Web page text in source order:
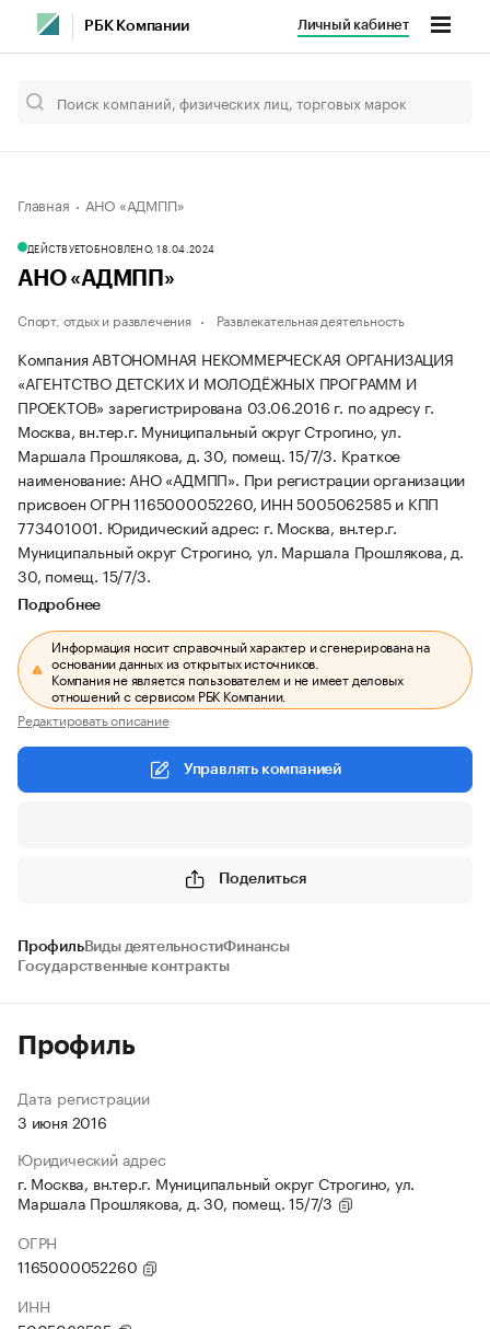
РБК Компании Личный кабинет
Главная АНО «АДМПП»
ДЕЙСТВУЕТОБНОВЛЕНО, 18.04.2024
АНО «АДМПП»
Спорт, отдых и развлечения Развлекательная деятельность
Компания АВТОНОМНАЯ НЕКОММЕРЧЕСКАЯ ОРГАНИЗАЦИЯ
«АГЕНТСТВО ДЕТСКИХ И МОЛОДЁЖНЫХ ПРОГРАММ И
ПРОЕКТОВ» зарегистрирована 03.06.2016 г. по адресу г.
Москва, вн.тер.г. Муниципальный округ Строгино, ул.
Маршала Прошлякова, д. 30, помещ. 15/7/3. Краткое
наименование: АНО «АДМПП». При регистрации организации
присвоен ОГРН 1165000052260, ИНН 5005062585 и КПП
773401001. Юридический адрес: г. Москва, вн.тер.г.
Муниципальный округ Строгино, ул. Маршала Прошлякова, д.
30, помещ. 15/7/3.
Подробнее
Информация носит справочный характер и сгенерирована на
основании данных из открытых источников.
Компания не является пользователем и не имеет деловых
отношений с сервисом РБК Компании.
Редактировать описание
Управлять компанией
Поделиться
ПрофильВиды деятельностиФинансы
Государственные контракты
Профиль
Дата регистрации
3 июня 2016
Юридический адрес
г. Москва, вн.тер.г. Муниципальный округ Строгино, ул.
Маршала Прошлякова, д. 30, помещ. 15/7/3
ОГРН
1165000052260
ИНН